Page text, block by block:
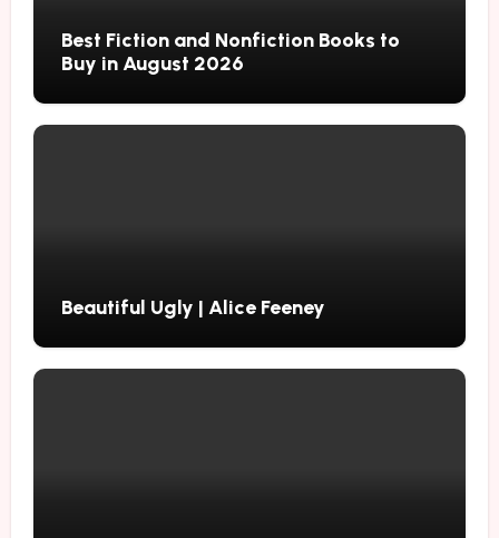
Best Fiction and Nonfiction Books to
Buy in August 2026
Beautiful Ugly | Alice Feeney